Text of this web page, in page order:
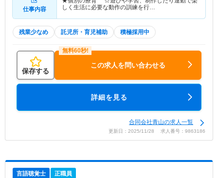
仕事内容
しく生活に必要な動作の訓練を行…
残業少なめ 託児所・育児補助 積極採用中
保存する
この求人を問い合わせる
詳細を見る
合同会社青山の求人一覧
更新日：2025/11/28 求人番号：9863186
言語聴覚士 正職員